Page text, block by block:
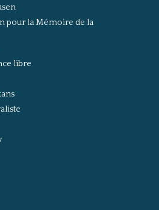
pour la Mémoire de la
libre